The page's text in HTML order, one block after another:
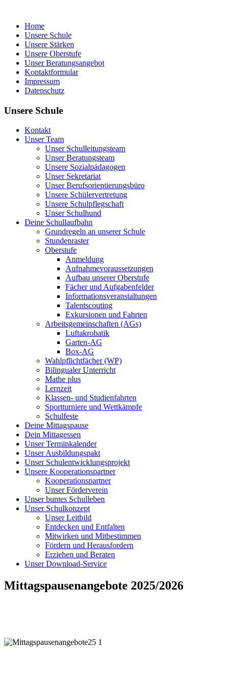
Home
Unsere Schule
Unsere Stärken
Unsere Oberstufe
Unser Beratungsangebot
Kontaktformular
Impressum
Datenschutz
Unsere Schule
Kontakt
Unser Team
Unser Schulleitungsteam
Unser Beratungsteam
Unsere Sozialpädagogen
Unser Sekretariat
Unser Berufsorientierungsbüro
Unsere Schülervertretung
Unsere Schulpflegschaft
Unser Schulhund
Deine Schullaufbahn
Grundregeln an unserer Schule
Stundenraster
Oberstufe
Anmeldung
Aufnahmevoraussetzungen
Aufbau unserer Oberstufe
Fächer und Aufgabenfelder
Informationsveranstaltungen
Talentscouting
Exkursionen und Fahrten
Arbeitsgemeinschaften (AGs)
Luftakrobatik
Garten-AG
Box-AG
Wahlpflichtfächer (WP)
Bilingualer Unterricht
Mathe plus
Lernzeit
Klassen- und Studienfahrten
Sportturniere und Wettkämpfe
Schulfeste
Deine Mittagspause
Dein Mittagessen
Unser Terminkalender
Unser Ausbildungspakt
Unser Schulentwicklungsprojekt
Unsere Kooperationspartner
Kooperationspartner
Unser Förderverein
Unser buntes Schulleben
Unser Schulkonzept
Unser Leitbild
Entdecken und Entfalten
Mitwirken und Mitbestimmen
Fördern und Herausfordern
Erziehen und Beraten
Unser Download-Service
Mittagspausenangebote 2025/2026